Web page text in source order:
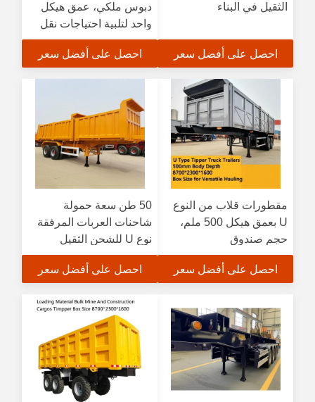
الثقيل في البناء
احصل على أفضل سعر
دبوس ملكي، عمق هيكل
واحد لتلبية احتياجات نقل
الأحمال الثقيلة
احصل على أفضل سعر
مقطورات قلاب من النوع
U بعمق هيكل 500 ملم،
حجم صندوق
8700*2300*1600 للنقل
متعدد الاستخدامات
احصل على أفضل سعر
50 طن سعة حمولة
شاحنات العربات المرفقة
نوع U للشحن الثقيل
ومشاريع البناء
احصل على أفضل سعر